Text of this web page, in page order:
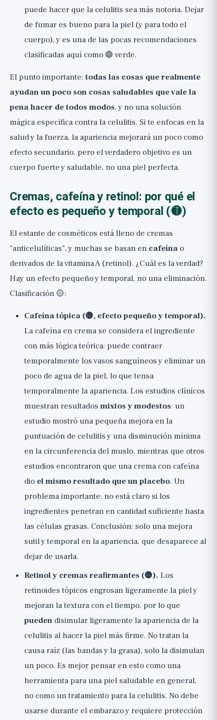
puede hacer que la celulitis sea más notoria. Dejar
de fumar es bueno para la piel (y para todo el
cuerpo), y es una de las pocas recomendaciones
clasificadas aquí como 🟢 verde.
El punto importante: todas las cosas que realmente
ayudan un poco son cosas saludables que vale la
pena hacer de todos modos, y no una solución
mágica específica contra la celulitis. Si te enfocas en la
salud y la fuerza, la apariencia mejorará un poco como
efecto secundario, pero el verdadero objetivo es un
cuerpo fuerte y saludable, no una piel perfecta.
Cremas, cafeína y retinol: por qué el
efecto es pequeño y temporal (🟡)
El estante de cosméticos está lleno de cremas
"anticelulíticas", y muchas se basan en cafeína o
derivados de la vitamina A (retinol). ¿Cuál es la verdad?
Hay un efecto pequeño y temporal, no una eliminación.
Clasificación 🟡:
Cafeína tópica (🟡, efecto pequeño y temporal).
La cafeína en crema se considera el ingrediente
con más lógica teórica: puede contraer
temporalmente los vasos sanguíneos y eliminar un
poco de agua de la piel, lo que tensa
temporalmente la apariencia. Los estudios clínicos
muestran resultados mixtos y modestos: un
estudio mostró una pequeña mejora en la
puntuación de celulitis y una disminución mínima
en la circunferencia del muslo, mientras que otros
estudios encontraron que una crema con cafeína
dio el mismo resultado que un placebo. Un
problema importante: no está claro si los
ingredientes penetran en cantidad suficiente hasta
las células grasas. Conclusión: solo una mejora
sutil y temporal en la apariencia, que desaparece al
dejar de usarla.
Retinol y cremas reafirmantes (🟡). Los
retinoides tópicos engrosan ligeramente la piel y
mejoran la textura con el tiempo, por lo que
pueden disimular ligeramente la apariencia de la
celulitis al hacer la piel más firme. No tratan la
causa raíz (las bandas y la grasa), solo la disimulan
un poco. Es mejor pensar en esto como una
herramienta para una piel saludable en general,
no como un tratamiento para la celulitis. No debe
usarse durante el embarazo y requiere protección